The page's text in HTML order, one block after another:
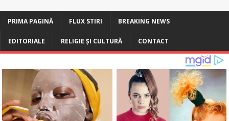
PRIMA PAGINĂ FLUX STIRI BREAKING NEWS
EDITORIALE RELIGIE ȘI CULTURĂ CONTACT